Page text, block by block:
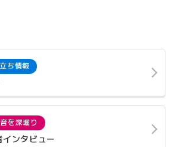
ち情報
を深堀り
ンタビュー